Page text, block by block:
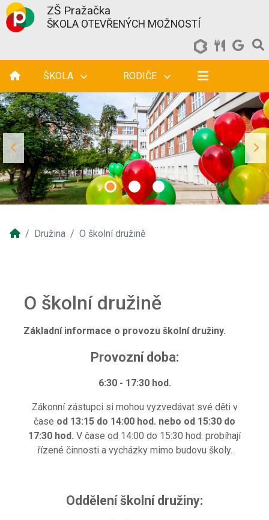
ZŠ Pražačka
ŠKOLA OTEVŘENÝCH MOŽNOSTÍ
ŠKOLA RODIČE
Družina O školní družině
O školní družině
Základní informace o provozu školní družiny.
Provozní doba:
6:30 - 17:30 hod.
Zákonní zástupci si mohou vyzvedávat své děti v
čase od 13:15 do 14:00 hod. nebo od 15:30 do
17:30 hod. V čase od 14:00 do 15:30 hod. probíhají
řízené činnosti a vycházky mimo budovu školy.
Oddělení školní družiny: